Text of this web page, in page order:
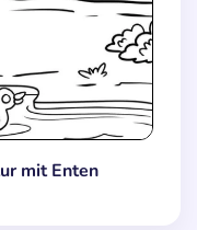
mit Enten